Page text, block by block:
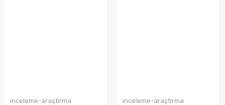
inceleme-araştırma
inceleme-araştırma